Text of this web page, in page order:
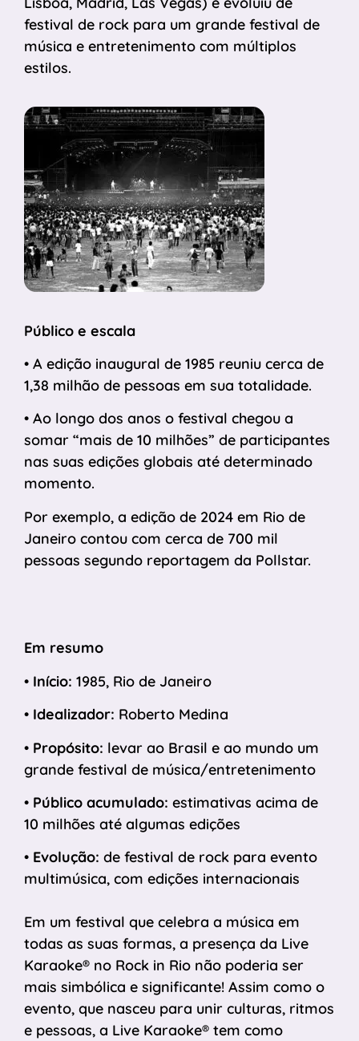
festival de rock para um grande festival de
música e entretenimento com múltiplos
estilos.
Público e escala
• A edição inaugural de 1985 reuniu cerca de
1,38 milhão de pessoas em sua totalidade.
• Ao longo dos anos o festival chegou a
somar “mais de 10 milhões” de participantes
nas suas edições globais até determinado
momento.
Por exemplo, a edição de 2024 em Rio de
Janeiro contou com cerca de 700 mil
pessoas segundo reportagem da Pollstar.
Em resumo
• Início: 1985, Rio de Janeiro
• Idealizador: Roberto Medina
• Propósito: levar ao Brasil e ao mundo um
grande festival de música/entretenimento
• Público acumulado: estimativas acima de
10 milhões até algumas edições
• Evolução: de festival de rock para evento
multimúsica, com edições internacionais
Em um festival que celebra a música em
todas as suas formas, a presença da Live
Karaoke® no Rock in Rio não poderia ser
mais simbólica e significante! Assim como o
evento, que nasceu para unir culturas, ritmos
e pessoas, a Live Karaoke® tem como